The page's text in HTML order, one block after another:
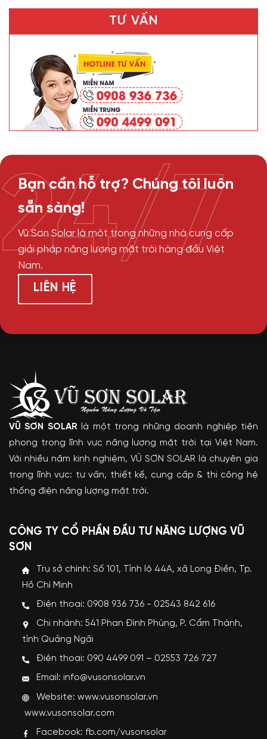
TƯ VẤN
Bạn cần hỗ trợ? Chúng tôi luôn
sẵn sàng!
Vũ Sơn Solar là một trong những nhà cung cấp
giải pháp năng lượng mặt trời hàng đầu Việt
Nam.
LIÊN HỆ
24/7
VŨ SƠN SOLAR là một trong những doanh nghiệp tiên
phong trong lĩnh vực năng lượng mặt trời tại Việt Nam.
Với nhiều năm kinh nghiệm, VŨ SƠN SOLAR là chuyên gia
trong lĩnh vực: tư vấn, thiết kế, cung cấp & thi công hệ
thống điện năng lượng mặt trời.
CÔNG TY CỔ PHẦN ĐẦU TƯ NĂNG LƯỢNG VŨ
SƠN
Trụ sở chính: Số 101, Tỉnh lộ 44A, xã Long Điền, Tp.
Hồ Chí Minh
Điện thoại: 0908 936 736 - 02543 842 616
Chi nhánh: 541 Phan Đình Phùng, P. Cẩm Thành,
tỉnh Quảng Ngãi
Điện thoại: 090 4499 091 – 02553 726 727
Email: info@vusonsolar.vn
Website:www.vusonsolar.vn
www.vusonsolar.com
Facebook: fb.com/vusonsolar